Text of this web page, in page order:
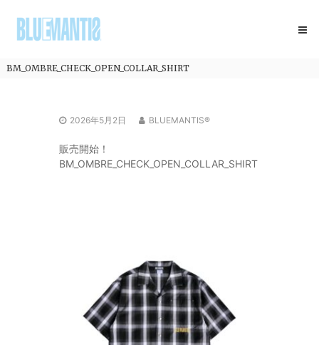
ツ
BLUEMANTIS
BM_OMBRE_CHECK_OPEN_COLLAR_SHIRT
2026年5月2日 BLUEMANTIS®
販売開始！
BM_OMBRE_CHECK_OPEN_COLLAR_SHIRT